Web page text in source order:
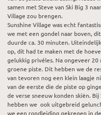
samen met Steve van Ski Big 3
Village zou brengen.
Sunshine Village was echt
we met een gondel naar boven,
duurde ca. 30 minuten.
op, dit had te maken met de
gelukkig privéles. Na ongeveer
groene piste. Dit hebben we de
van tevoren nog een klein laagje
van de eerste die de piste op
de verse sneeuw konden skiën.
hebben we ook uitgebreid
we een rondleiding gekregen in